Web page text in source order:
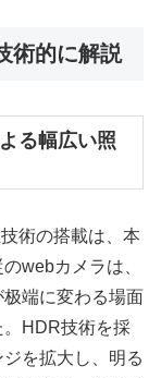
術的に解説
る幅広い照
術の搭載は、本
webカメラは、
端に変わる場面
HDR技術を採
を拡大し、明る